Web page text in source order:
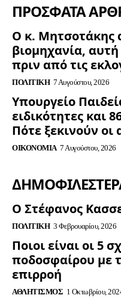
ΠΡΟΣΦΑΤΑ
Ο κ. Μητσοτάκης
βιομηχανία,
πριν από τις
ΠΟΛΙΤΙΚΉ 7 Αυγούστου, 2026
Υπουργείο
ειδικότητες και
Πότε ξεκινούν οι
ΟΙΚΟΝΟΜΊΑ 7 Αυγούστου, 2026
Ο Στέφανος
ΠΟΛΙΤΙΚΉ 3 Φεβρουαρίου, 2026
Ποιοι είναι οι 5
ποδοσφαίρου με
επιρροή
ΑΘΛΗΤΙΣΜΌΣ 1 Οκτωβρίου,